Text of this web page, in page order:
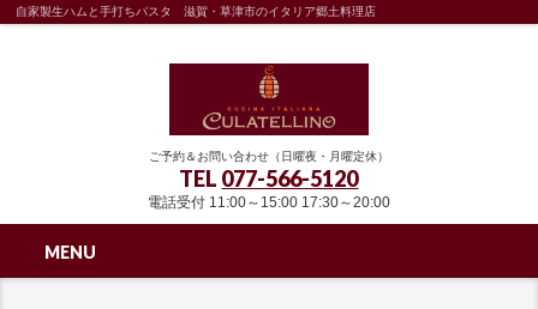
自家製生ハムと手打ちパスタ 滋賀・草津市のイタリア郷土料理店
ご予約＆お問い合わせ（日曜夜・月曜定休）
TEL 077-566-5120
電話受付 11:00～15:00 17:30～20:00
MENU